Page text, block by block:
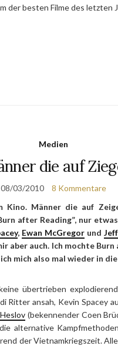
der besten Filme des letzten
Medien
die auf
08/03/2010
8 Kommentare
Kino. Männer die auf
after Reading”, nur
, Ewan McGregor und
aber auch. Ich mochte
mich also mal wieder in
übertrieben
Ritter ansah, Kevin Spacey
(bekennender Coen
alternative
der Vietnamkriegszeit.